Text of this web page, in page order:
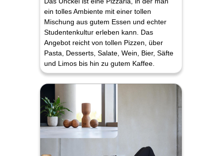
ein tolles Ambiente mit einer tollen
Mischung aus gutem Essen und echter
Studentenkultur erleben kann. Das
Angebot reicht von tollen Pizzen, über
Pasta, Desserts, Salate, Wein, Bier, Säfte
und Limos bis hin zu gutem Kaffee.